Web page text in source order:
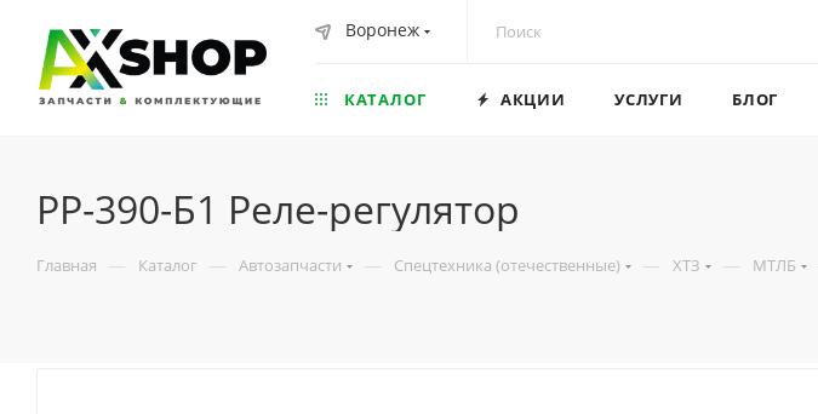
Воронеж
КАТАЛОГ АКЦИИ УСЛУГИ БЛОГ
РР-390-Б1 Реле-регулятор
Главная — Каталог — Автозапчасти — Спецтехника (отечественные) — ХТЗ — МТЛБ